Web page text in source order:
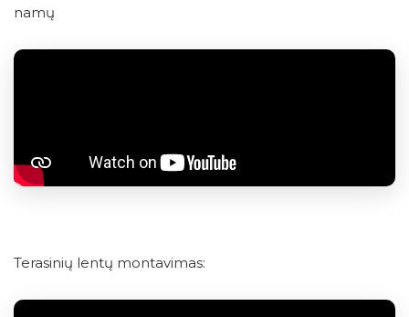
namų
Terasinių lentų montavimas: